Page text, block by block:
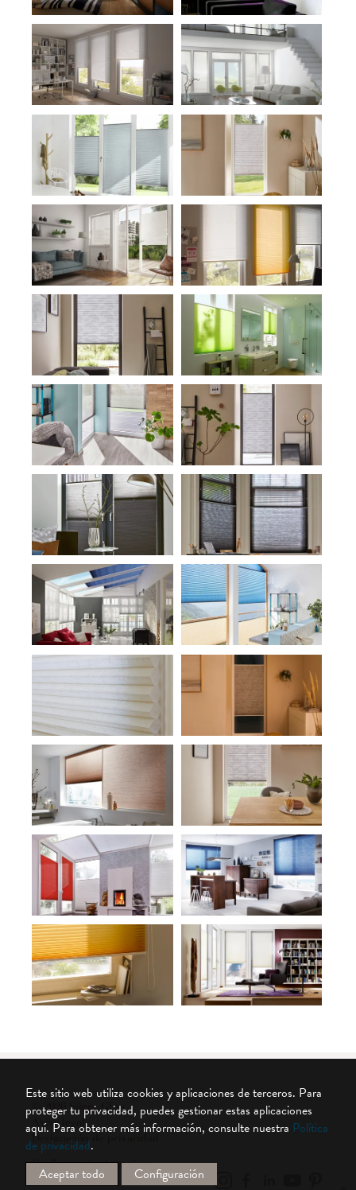
© 2026 Silent Gliss
Aviso legal
Declaración de privacidad
Configuración de cookies
Este sitio web utiliza cookies y aplicaciones de terceros. Para
proteger tu privacidad, puedes gestionar estas aplicaciones
aquí. Para obtener más información, consulte nuestra Política
de privacidad.
Aceptar todo
Configuración